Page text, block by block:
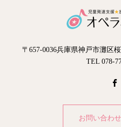
〒657-0036兵庫県神戸市灘区
TEL 078-
お問い合わ